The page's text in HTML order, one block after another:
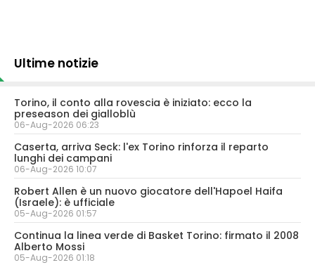
Ultime notizie
Torino, il conto alla rovescia è iniziato: ecco la
preseason dei gialloblù
06-Aug-2026 06:23
Caserta, arriva Seck: l'ex Torino rinforza il reparto
lunghi dei campani
06-Aug-2026 10:07
Robert Allen è un nuovo giocatore dell'Hapoel Haifa
(Israele): è ufficiale
05-Aug-2026 01:57
Continua la linea verde di Basket Torino: firmato il 2008
Alberto Mossi
05-Aug-2026 01:18